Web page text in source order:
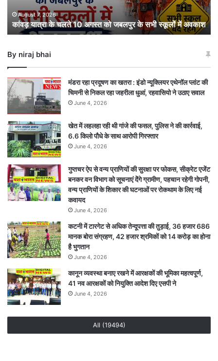
सभी
स्कूलों
अवकाश
August 7, 2026
कांवड़ यात्रा के चलते 10 अगस्त को जबलपुर के सभी स्कूलों में अवकाश
By niraj bhai
मंडरा रहा प्रदूषण का खतरा : इंडो न्यूक्लियर एथेनॉल प्लांट की
चिमनी से निकल रहा जहरीला धुआं, रहवासियो ने उठाए सवाल
June 4, 2026
खेत में लहलहा रही थी गांजे की फसल, पुलिस ने की कार्रवाई,
6.6 किलो पौधे के साथ आरोपी गिरफ्तार
June 4, 2026
गुप्तचर ऐप से वन्य प्राणियों की सुरक्षा पर फोकस, सीक्रेट एजेंट
बनकर वन विभाग को सूचनाएं देेंगे ग्रामीण, पहचान रहेगी गोपनी,
वन्य प्राणियों के शिकार की घटनाओं पर रोकथाम के लिए नई
कवायद
June 4, 2026
कटनी में टारगेट से अधिक तेन्दूपत्ता की तुड़ाई, 36 हजार 686
मानक बोरा संग्रहण, 42 हजार श्रमिकों को 14 करोड़ का होना
है भुगतान
June 4, 2026
कानून व्यवस्था बनाए रखने में आरक्षकों की भूमिका महत्वपूर्ण,
41 नव आरक्षकों को नियुक्ति आदेश दिए एसपी ने
June 4, 2026
All (19494)